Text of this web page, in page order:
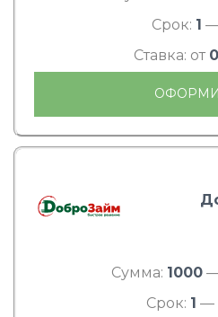
Срок: 1
Ставка: от
Сумма: 1000
Срок: 1 —